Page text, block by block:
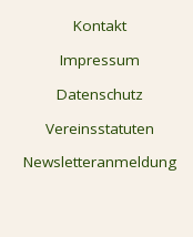
Kontakt
Impressum
Datenschutz
Vereinsstatuten
Newsletteranmeldung